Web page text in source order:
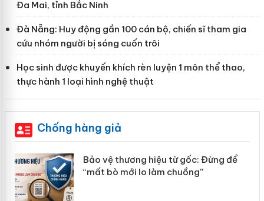
Đa Mai, tỉnh Bắc Ninh
Đà Nẵng: Huy động gần 100 cán bộ, chiến sĩ tham gia
cứu nhóm người bị sóng cuốn trôi
Học sinh được khuyến khích rèn luyện 1 môn thể thao,
thực hành 1 loại hình nghệ thuật
Chống hàng giả
Bảo vệ thương hiệu từ gốc: Đừng để
“mất bò mới lo làm chuồng”